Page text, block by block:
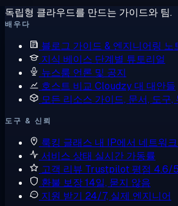
독립형 클라우드를 만드는 가이드와 팀.
배우다
블로그 가이드 & 엔지니어링 노
지식 베이스 단계별 튜토리얼
뉴스룸 언론 및 공지
호스트 비교 Cloudzy 대 대안들
모든 리소스 가이드, 문서, 도구,
도구 & 신뢰
룩킹 글래스 내 IP에서 네트워
서비스 상태 실시간 가동률
고객 리뷰 Trustpilot 평점 4.6/5
환불 보장14일, 묻지 않음
지원 받기 24/7, 실제 엔지니어